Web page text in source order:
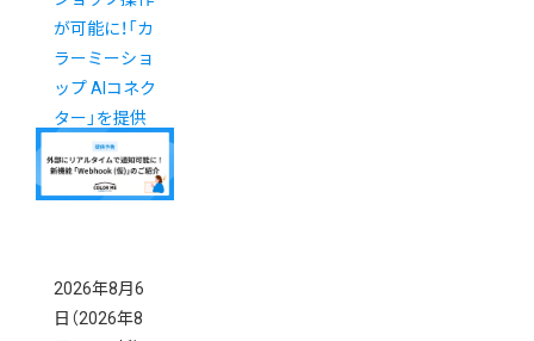
が可能に！「カ
ラーミーショ
ップ AIコネク
ター」を提供
開始（6/1更
新）
2026年8月6
日 （2026年8